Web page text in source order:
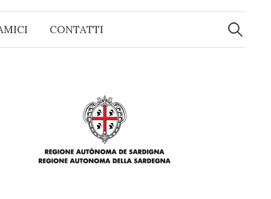
CONTATTI
Ricerca
per: